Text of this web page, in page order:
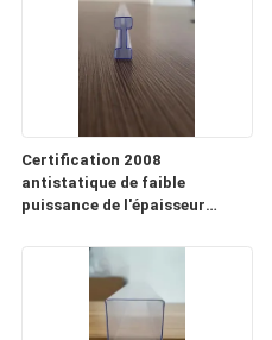
Certification 2008
antistatique de faible
puissance de l'épaisseur